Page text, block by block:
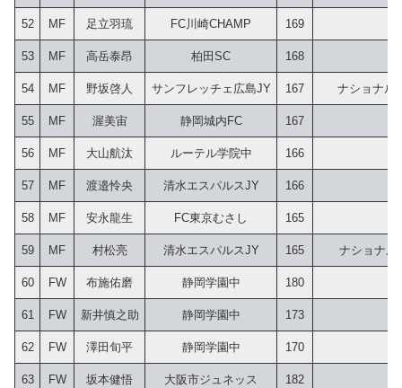
52 MF 足立羽琉 FC川崎CHAMP 169
53 MF 高岳泰昂 柏田SC 168
54 MF 野坂啓人 サンフレッチェ広島JY 167 ナショナル
55 MF 渥美宙 静岡城内FC 167
56 MF 大山航汰 ルーテル学院中 166
57 MF 渡邉怜央 清水エスパルスJY 166
58 MF 安永龍生 FC東京むさし 165
59 MF 村松亮 清水エスパルスJY 165 ナショナル
60 FW 布施佑磨 静岡学園中 180
61 FW 新井慎之助 静岡学園中 173
62 FW 澤田旬平 静岡学園中 170
63 FW 坂本健悟 大阪市ジュネッス 182